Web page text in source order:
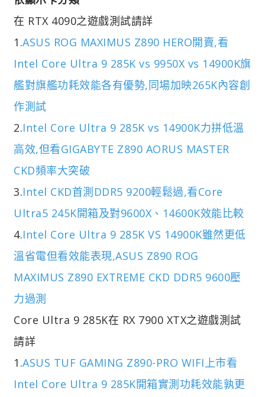
在 RTX 4090之遊戲測試請詳
1.ASUS ROG MAXIMUS Z890 HERO開賣,看
Intel Core Ultra 9 285K vs 9950X vs 14900K旗
艦對旗艦功耗效能各有優勢,同場加映265K內容創
作測試
2.Intel Core Ultra 9 285K vs 14900K力拼低溫
高效,但看GIGABYTE Z890 AORUS MASTER
CKD頻率大突破
3.Intel CKD首測DDR5 9200輕鬆過,看Core
Ultra5 245K開箱及對9600X、14600K效能比較
4.Intel Core Ultra 9 285K VS 14900K雖然更低
溫省電但看效能表現,ASUS Z890 ROG
MAXIMUS Z890 EXTREME CKD DDR5 9600壓
力過測
Core Ultra 9 285K在 RX 7900 XTX之遊戲測試
請詳
1.ASUS TUF GAMING Z890-PRO WIFI上市看
Intel Core Ultra 9 285K開箱實測功耗效能孰更